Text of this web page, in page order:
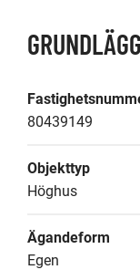
80439149
Objekttyp
Höghus
Ägandeform
Egen